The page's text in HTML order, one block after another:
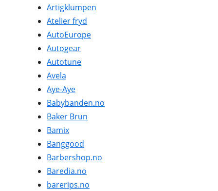
Artigklumpen
Atelier fryd
AutoEurope
Autogear
Autotune
Avela
Aye-Aye
Babybanden.no
Baker Brun
Bamix
Banggood
Barbershop.no
Baredia.no
barerips.no